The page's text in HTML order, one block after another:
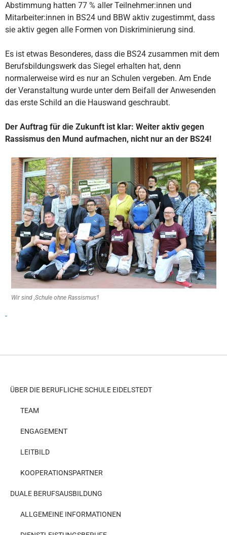
Abstimmung hatten 77 % aller Teilnehmer:innen und
Mitarbeiter:innen in BS24 und BBW aktiv zugestimmt, dass
sie aktiv gegen alle Formen von Diskriminierung sind.
Es ist etwas Besonderes, dass die BS24 zusammen mit dem
Berufsbildungswerk das Siegel erhalten hat, denn
normalerweise wird es nur an Schulen vergeben. Am Ende
der Veranstaltung wurde unter dem Beifall der Anwesenden
das erste Schild an die Hauswand geschraubt.
Der Auftrag für die Zukunft ist klar: Weiter aktiv gegen
Rassismus den Mund aufmachen, nicht nur an der BS24!
Wir sind ‚Schule ohne Rassismus‘!
ÜBER DIE BERUFLICHE SCHULE EIDELSTEDT
TEAM
ENGAGEMENT
LEITBILD
KOOPERATIONSPARTNER
DUALE BERUFSAUSBILDUNG
ALLGEMEINE INFORMATIONEN